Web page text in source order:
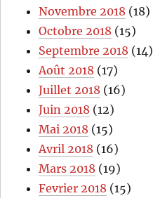
Novembre 2018 (18)
Octobre 2018 (15)
Septembre 2018 (14)
Août 2018 (17)
Juillet 2018 (16)
Juin 2018 (12)
Mai 2018 (15)
Avril 2018 (16)
Mars 2018 (19)
Fevrier 2018 (15)